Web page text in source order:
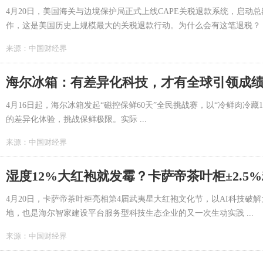
4月20日，美国海关与边境保护局正式上线CAPE关税退款系统，启动
作，这是美国历史上规模最大的关税退款行动。为什么会有这笔退税？
来源： 中国财经界
海尔冰箱：有差异化科技，才有全球引领成
4月16日起，海尔冰箱发起“磁控保鲜60天”全民挑战赛，以“冷鲜肉冷
的差异化体验，挑战保鲜极限。实际 ...
来源： 中国财经界
湿度12%大红袍就发霉？卡萨帝茶叶柜
4月20日，卡萨帝茶叶柜亮相第4届武夷星大红袍文化节，以AI科技破
地，也是海尔智家建设平台服务型科技生态企业的又一次生动实践 ...
来源： 中国财经界